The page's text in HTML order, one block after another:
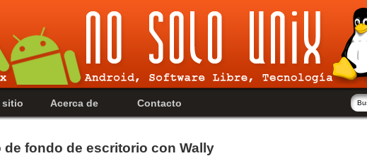
sitio Acerca de Contacto
fondo de escritorio con Wally